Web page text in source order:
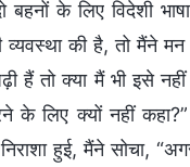
के लिए विदेशी
व्यवस्था की है, तो मैंने
हैं तो क्या मैं भी इसे
लिए क्यों नहीं कहा?”
हुई, मैंने सोचा,